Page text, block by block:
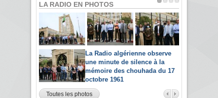
LA RADIO EN PHOTOS
La Radio algérienne observe
une minute de silence à la
mémoire des chouhada du 17
octobre 1961
Toutes les photos